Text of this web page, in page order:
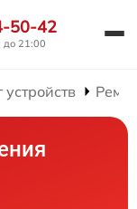
50-42
до 21:00
устройств